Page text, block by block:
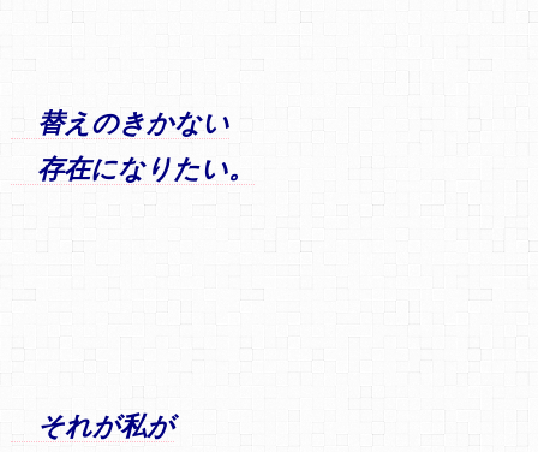
替えのきかない
存在になりたい。
それが私が